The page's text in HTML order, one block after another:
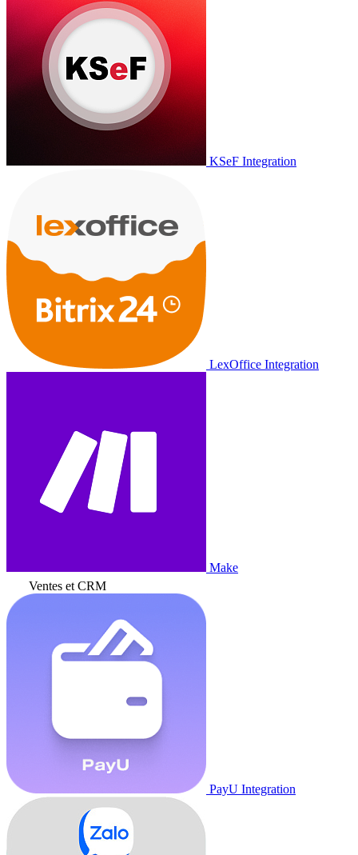
KSeF Integration
LexOffice Integration
Make
Ventes et CRM
PayU Integration